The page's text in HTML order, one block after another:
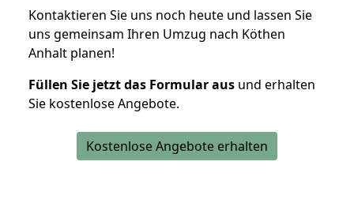
Kontaktieren Sie uns noch heute und lassen Sie
uns gemeinsam Ihren Umzug nach Köthen
Anhalt planen!
Füllen Sie jetzt das Formular aus und erhalten
Sie kostenlose Angebote.
Kostenlose Angebote erhalten